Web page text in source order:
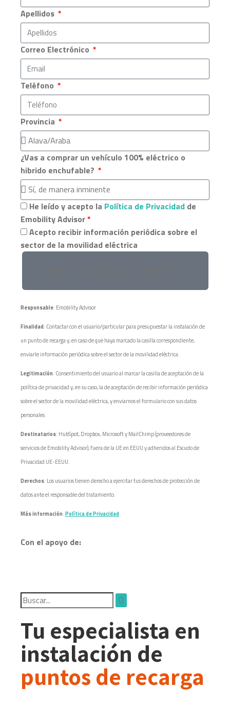
Apellidos
Correo Electrónico
Teléfono
Provincia
¿Vas a comprar un vehículo 100% eléctrico o
hibrido enchufable?
He leído y acepto la Política de Privacidad de
Emobility Advisor*
Acepto recibir información periódica sobre el
sector de la movilidad eléctrica
Responsable: Emobility Advisor
Finalidad: Contactar con el usuario/particular para presupuestar la instalación de
un punto de recarga y, en caso de que haya marcado la casilla correspondiente,
enviarle información periódica sobre el sector de la movilidad eléctrica.
Legitimación: Consentimiento del usuario al marcar la casilla de aceptación de la
política de privacidad y, en su caso, la de aceptación de recibir información periódica
sobre el sector de la movilidad eléctrica, y enviarnos el formulario con sus datos
personales.
Destinatarios: HubSpot, Dropbox, Microsoft y MailChimp (proveedores de
servicios de Emobility Advisor), fuera de la UE en EEUU y adheridos al Escudo de
Privacidad UE-EEUU.
Derechos: Los usuarios tienen derecho a ejercitar tus derechos de protección de
datos ante el responsable del tratamiento.
Más información:Política de Privacidad
Con el apoyo de:
Tu especialista en
instalación de
puntos de recarga